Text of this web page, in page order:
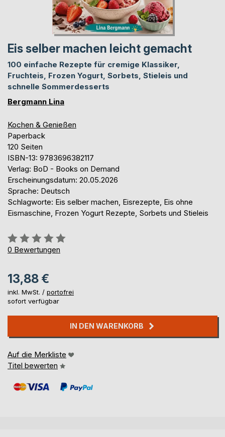
Eis selber machen leicht gemacht
100 einfache Rezepte für cremige Klassiker,
Fruchteis, Frozen Yogurt, Sorbets, Stieleis und
schnelle Sommerdesserts
Bergmann Lina
Kochen & Genießen
Paperback
120 Seiten
ISBN-13: 9783696382117
Verlag: BoD - Books on Demand
Erscheinungsdatum: 20.05.2026
Sprache: Deutsch
Schlagworte: Eis selber machen, Eisrezepte, Eis ohne
Eismaschine, Frozen Yogurt Rezepte, Sorbets und Stieleis
Bewertung::
0%
0 Bewertungen
13,88 €
inkl. MwSt. / portofrei
sofort verfügbar
IN DEN WARENKORB
Auf die Merkliste
Titel bewerten